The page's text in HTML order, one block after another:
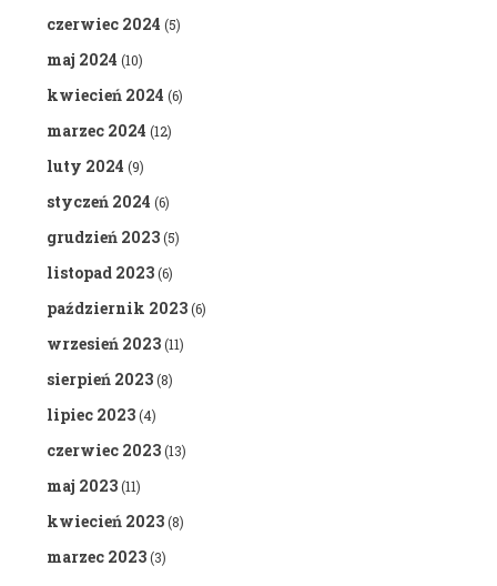
czerwiec 2024 (5)
maj 2024 (10)
kwiecień 2024 (6)
marzec 2024 (12)
luty 2024 (9)
styczeń 2024 (6)
grudzień 2023(5)
listopad 2023(6)
październik 2023(6)
wrzesień 2023(11)
sierpień 2023(8)
lipiec 2023(4)
czerwiec 2023(13)
maj 2023(11)
kwiecień 2023(8)
marzec 2023(3)